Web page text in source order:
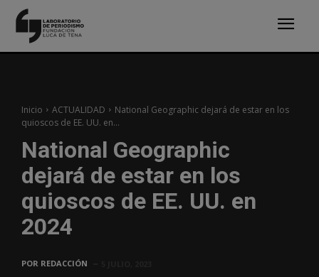
Inicio ACTUALIDAD
National Geographic dejará de estar en los
quioscos de EE. UU. en...
National Geographic
dejará de estar en los
quioscos de EE. UU. en
2024
POR REDACCIÓN